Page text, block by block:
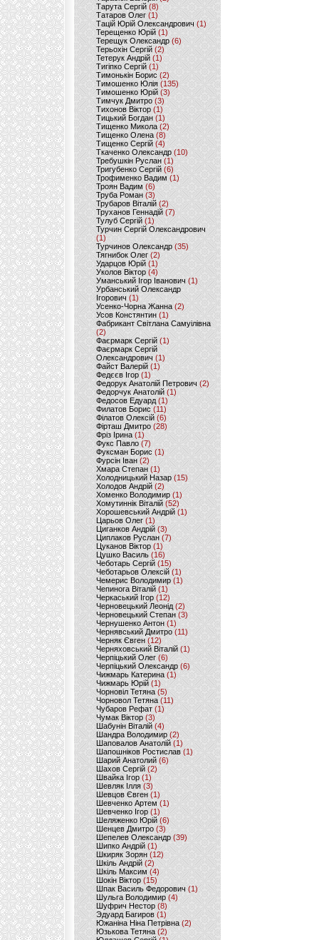
Тарута Сергій (8)
Татаров Олег(1)
Тацій Юрій Олександрович(1)
Терещенко Юрій(1)
Терещук Олександр(6)
Терьохін Сергій (2)
Тетерук Андрій (1)
Тигіпко Сергій(1)
Тимонькін Борис (2)
Тимошенко Юлія (135)
Тимошенко Юрій(3)
Тимчук Дмитро (3)
Тихонов Віктор (1)
Тицький Богдан (1)
Тищенко Микола (2)
Тищенко Олена (8)
Тищенко Сергій (4)
Ткаченко Олександр (10)
Требушкін Руслан (1)
Тригубенко Сергій(6)
Трофименко Вадим (1)
Троян Вадим (6)
Труба Роман(3)
Трубаров Віталій (2)
Труханов Геннадій (7)
Тулуб Сергій(1)
Турчин Сергій Олександрович
(1)
Турчинов Олександр(35)
Тягнибок Олег (2)
Ударцов Юрій (1)
Уколов Віктор(4)
Уманський Ігор Іванович(1)
Урбанський Олександр
Ігорович (1)
Усенко-Чорна Жанна (2)
Усов Констянтин(1)
Фабрикант Світлана Самуілівна
(2)
Фаєрмарк Сергій(1)
Фаєрмарк Сергій
Олександрович (1)
Файст Валерій(1)
Федєєв Ігор (1)
Федорук Анатолій Петрович (2)
Федорчук Анатолій (1)
Федосов Едуард (1)
Филатов Борис (11)
Філатов Олексій (6)
Фірташ Дмитро (28)
Фріз Ірина (1)
Фукс Павло (7)
Фуксман Борис (1)
Фурсін Іван (2)
Хмара Степан(1)
Холодницький Назар(15)
Холодов Андрій (2)
Хоменко Володимир (1)
Хомутиннік Віталій (52)
Хорошевський Андрій (1)
Царьов Олег (1)
Циганков Андрій (3)
Циплаков Руслан(7)
Цуканов Віктор (1)
Цушко Василь (16)
Чеботарь Сергій (15)
Чеботарьов Олексій (1)
Чемерис Володимир (1)
Чепинога Віталій (1)
Черкаський Ігор (12)
Черновецький Леонід(2)
Черновецький Степан (3)
Чернушенко Антон (1)
Чернявський Дмитро(11)
Черняк Євген(12)
Черняховський Віталій (1)
Черпіцький Олег (6)
Черпіцький Олександр (6)
Чижмарь Катерина (1)
Чижмарь Юрій (1)
Чорновіл Тетяна (5)
Чорновол Тетяна (11)
Чубаров Рефат (1)
Чумак Віктор(3)
Шабунін Віталій (4)
Шандра Володимир (2)
Шаповалов Анатолій(1)
Шапошніков Ростислав(1)
Шарий Анатолий(6)
Шахов Сергій(2)
Швайка Ігор (1)
Шевляк Ілля (3)
Шевцов Євген (1)
Шевченко Артем(1)
Шевченко Ігор(1)
Шеляженко Юрій (6)
Шенцев Дмитро (3)
Шепелев Олександр (39)
Шипко Андрій(1)
Шкиряк Зорян(12)
Шкіль Андрій(2)
Шкіль Максим (4)
Шокін Віктор (15)
Шпак Василь Федорович (1)
Шульга Володимир (4)
Шуфрич Нестор(8)
Эдуард Багиров (1)
Южаніна Ніна Петрівна (2)
Юзькова Тетяна(2)